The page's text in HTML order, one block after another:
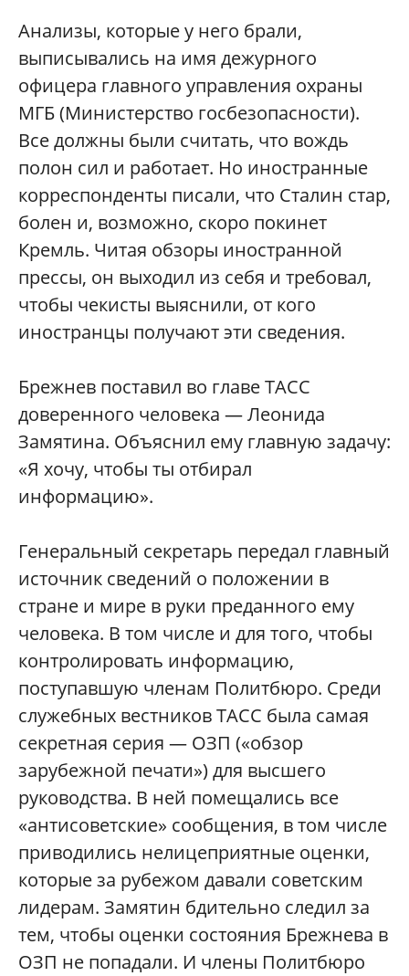
Анализы, которые у него брали,
выписывались на имя дежурного
офицера главного управления охраны
МГБ (Министерство госбезопасности).
Все должны были считать, что вождь
полон сил и работает. Но иностранные
корреспонденты писали, что Сталин стар,
болен и, возможно, скоро покинет
Кремль. Читая обзоры иностранной
прессы, он выходил из себя и требовал,
чтобы чекисты выяснили, от кого
иностранцы получают эти сведения.
Брежнев поставил во главе ТАСС
доверенного человека — Леонида
Замятина. Объяснил ему главную задачу:
«Я хочу, чтобы ты отбирал
информацию».
Генеральный секретарь передал главный
источник сведений о положении в
стране и мире в руки преданного ему
человека. В том числе и для того, чтобы
контролировать информацию,
поступавшую членам Политбюро. Среди
служебных вестников ТАСС была самая
секретная серия — ОЗП («обзор
зарубежной печати») для высшего
руководства. В ней помещались все
«антисоветские» сообщения, в том числе
приводились нелицеприятные оценки,
которые за рубежом давали советским
лидерам. Замятин бдительно следил за
тем, чтобы оценки состояния Брежнева в
ОЗП не попадали. И члены Политбюро